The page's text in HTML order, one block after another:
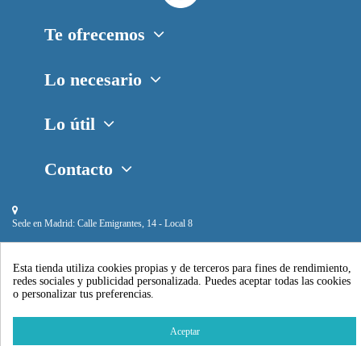
Te ofrecemos
Lo necesario
Lo útil
Contacto
Sede en Madrid: Calle Emigrantes, 14 - Local 8
Esta tienda utiliza cookies propias y de terceros para fines de rendimiento,
redes sociales y publicidad personalizada. Puedes aceptar todas las cookies
o personalizar tus preferencias.
Aceptar